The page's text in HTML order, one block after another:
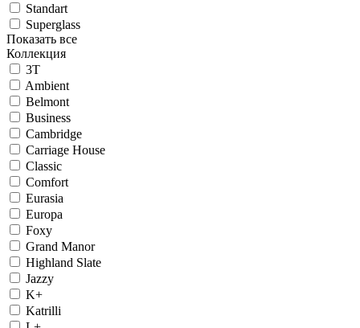
Standart
Superglass
Показать все
Коллекция
3T
Ambient
Belmont
Business
Cambridge
Carriage House
Classic
Comfort
Eurasia
Europa
Foxy
Grand Manor
Highland Slate
Jazzy
K+
Katrilli